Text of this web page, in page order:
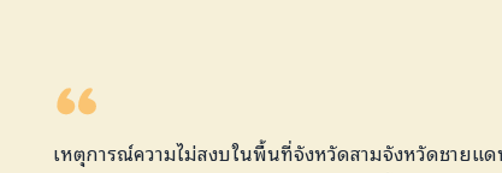
เหตุการณ์ความไม่สงบในพื้นที่จังหวัดสามจังหวัดชายแ